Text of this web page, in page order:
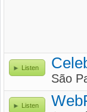
Listen
São
Listen